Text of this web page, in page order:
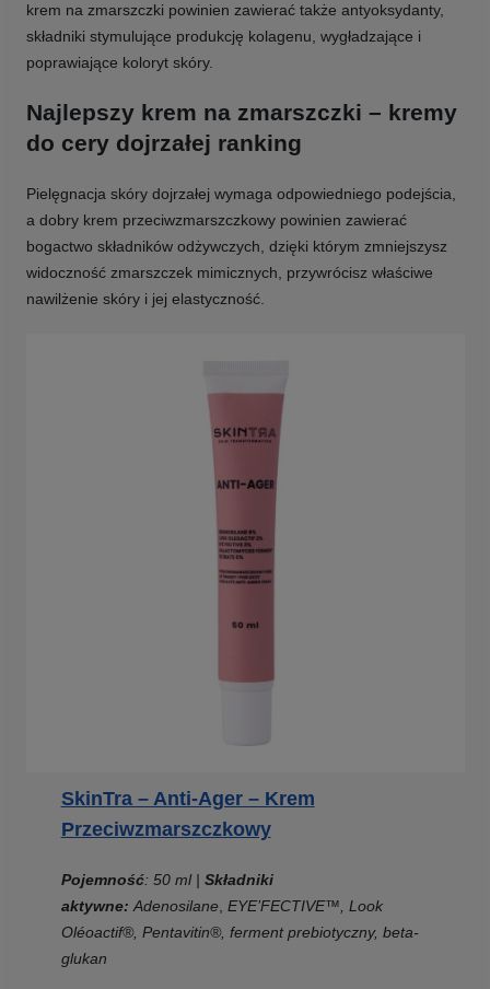
krem na zmarszczki powinien zawierać także antyoksydanty,
składniki stymulujące produkcję kolagenu, wygładzające i
poprawiające koloryt skóry.
Najlepszy krem na zmarszczki – kremy
do cery dojrzałej ranking
Pielęgnacja skóry dojrzałej wymaga odpowiedniego podejścia,
a dobry krem przeciwzmarszczkowy powinien zawierać
bogactwo składników odżywczych, dzięki którym zmniejszysz
widoczność zmarszczek mimicznych, przywrócisz właściwe
nawilżenie skóry i jej elastyczność.
SkinTra – Anti-Ager – Krem
Przeciwzmarszczkowy
Pojemność: 50 ml | Składniki
aktywne: Adenosilane, EYE’FECTIVE™, Look
Oléoactif®, Pentavitin®, ferment prebiotyczny, beta-
glukan